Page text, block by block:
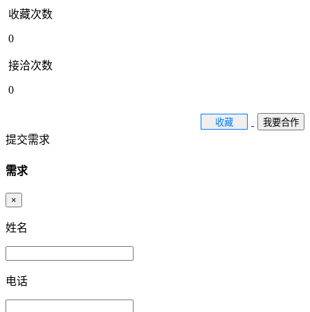
收藏次数
0
接洽次数
0
收藏 我要合作
提交需求
需求
×
姓名
电话